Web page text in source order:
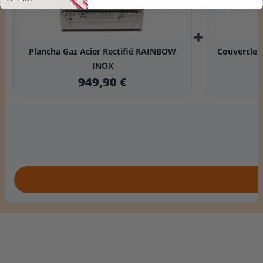
Plancha Gaz Acier Rectifié RAINBOW
INOX
949,90 €
+
Couvercle